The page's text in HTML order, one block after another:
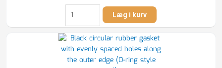
Kombi
Ringen
B6
600
x
30
Læg i kurv